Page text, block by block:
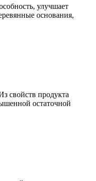
улучшает
основания,
свойств продукта
остаточной